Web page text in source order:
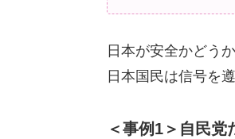
日本が安全かどう
日本国民は信号を
＜事例1＞自民党